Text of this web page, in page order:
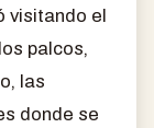
visitando el
palcos,
las
donde se